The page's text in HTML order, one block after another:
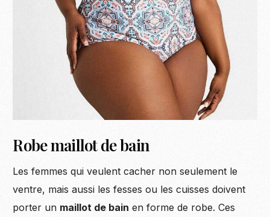
Robe maillot de bain
Les femmes qui veulent cacher non seulement le
ventre, mais aussi les fesses ou les cuisses doivent
porter un maillot de bain en forme de robe. Ces